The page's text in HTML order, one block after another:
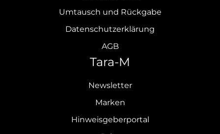
Umtausch und Rückgabe
Datenschutzerklärung
AGB
Tara-M
Newsletter
Marken
Hinweisgeberportal